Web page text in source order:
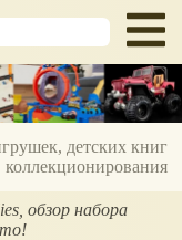
детских книг
обзор набора